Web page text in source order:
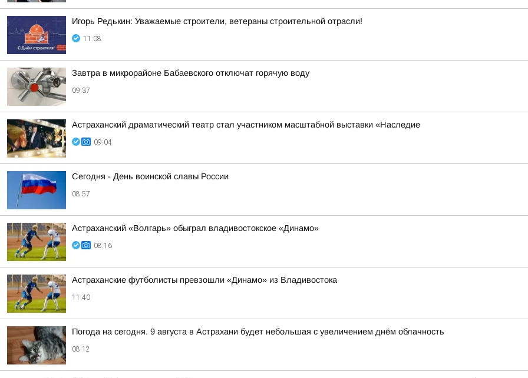
Игорь Редькин: Уважаемые строители, ветераны строительной отрасли!
11:08
Завтра в микрорайоне Бабаевского отключат горячую воду
09:37
Астраханский драматический театр стал участником масштабной выставки «Наследие
09:04
Сегодня - День воинской славы России
08:57
Астраханский «Волгарь» обыграл владивостокское «Динамо»
08:16
Астраханские футболисты превзошли «Динамо» из Владивостока
11:40
Погода на сегодня. 9 августа в Астрахани будет небольшая с увеличением днём облачность
08:12